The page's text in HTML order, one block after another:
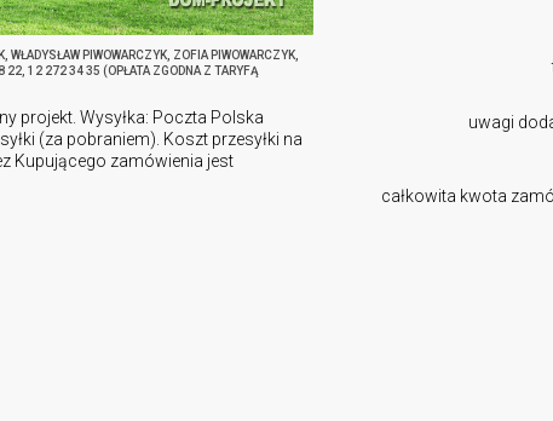
PIWOWARCZYK, ZOFIA PIWOWARCZYK,
12 272 34 35 (OPŁATA ZGODNA Z TARYFĄ
projekt. Wysyłka: Poczta Polska
(za pobraniem). Koszt przesyłki na
Kupującego zamówienia jest
uwagi
całkowita kwota